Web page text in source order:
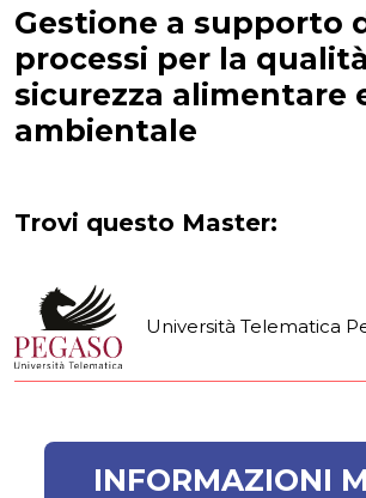
Gestione a supporto
processi per la
sicurezza alimentare
ambientale
Trovi questo Master:
Università Telematica
INFORMAZIONI